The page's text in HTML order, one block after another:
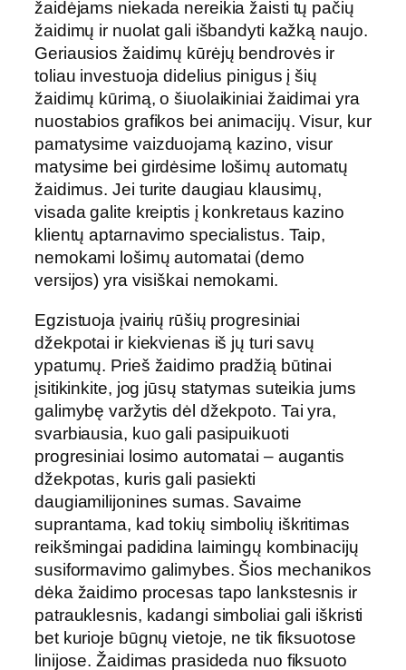
žaidėjams niekada nereikia žaisti tų pačių
žaidimų ir nuolat gali išbandyti kažką naujo.
Geriausios žaidimų kūrėjų bendrovės ir
toliau investuoja didelius pinigus į šių
žaidimų kūrimą, o šiuolaikiniai žaidimai yra
nuostabios grafikos bei animacijų. Visur, kur
pamatysime vaizduojamą kazino, visur
matysime bei girdėsime lošimų automatų
žaidimus. Jei turite daugiau klausimų,
visada galite kreiptis į konkretaus kazino
klientų aptarnavimo specialistus. Taip,
nemokami lošimų automatai (demo
versijos) yra visiškai nemokami.
Egzistuoja įvairių rūšių progresiniai
džekpotai ir kiekvienas iš jų turi savų
ypatumų. Prieš žaidimo pradžią būtinai
įsitikinkite, jog jūsų statymas suteikia jums
galimybę varžytis dėl džekpoto. Tai yra,
svarbiausia, kuo gali pasipuikuoti
progresiniai losimo automatai – augantis
džekpotas, kuris gali pasiekti
daugiamilijonines sumas. Savaime
suprantama, kad tokių simbolių iškritimas
reikšmingai padidina laimingų kombinacijų
susiformavimo galimybes. Šios mechanikos
dėka žaidimo procesas tapo lankstesnis ir
patrauklesnis, kadangi simboliai gali iškristi
bet kurioje būgnų vietoje, ne tik fiksuotose
linijose. Žaidimas prasideda nuo fiksuoto